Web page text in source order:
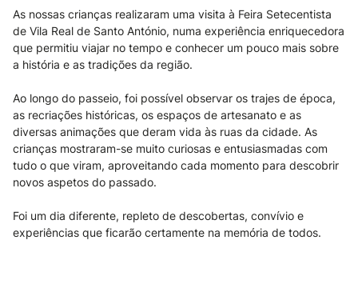
As nossas crianças realizaram uma visita à Feira Setecentista
de Vila Real de Santo António, numa experiência enriquecedora
que permitiu viajar no tempo e conhecer um pouco mais sobre
a história e as tradições da região.
Ao longo do passeio, foi possível observar os trajes de época,
as recriações históricas, os espaços de artesanato e as
diversas animações que deram vida às ruas da cidade. As
crianças mostraram-se muito curiosas e entusiasmadas com
tudo o que viram, aproveitando cada momento para descobrir
novos aspetos do passado.
Foi um dia diferente, repleto de descobertas, convívio e
experiências que ficarão certamente na memória de todos.